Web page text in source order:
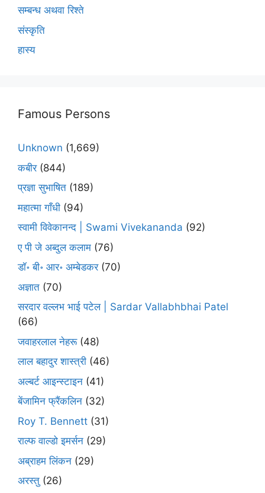
सम्बन्ध अथवा रिश्ते
संस्कृति
हास्य
Famous Persons
Unknown (1,669)
कबीर(844)
प्रज्ञा सुभाषित (189)
महात्मा गाँधी (94)
स्वामी विवेकानन्द | Swami Vivekananda (92)
ए पी जे अब्दुल कलाम (76)
डॉ॰ बी॰ आर॰ अम्बेडकर(70)
अज्ञात (70)
सरदार वल्लभ भाई पटेल | Sardar Vallabhbhai Patel
(66)
जवाहरलाल नेहरू(48)
लाल बहादुर शास्त्री (46)
अल्बर्ट आइन्स्टाइन (41)
बेंजामिन फ्रैंकलिन (32)
Roy T. Bennett (31)
राल्फ वाल्डो इमर्सन (29)
अब्राहम लिंकन (29)
अरस्तु (26)